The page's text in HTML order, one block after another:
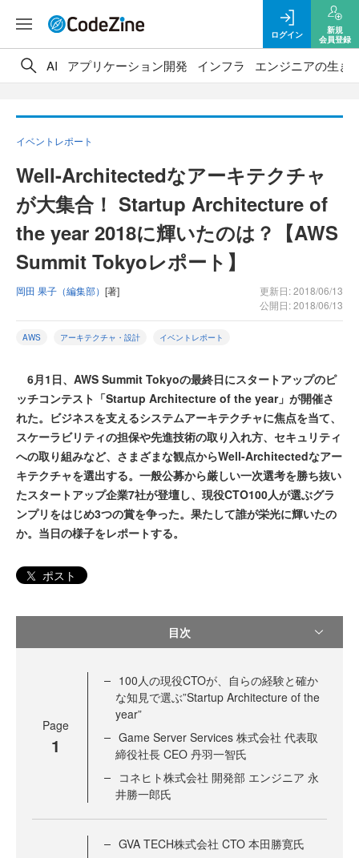
ログイン
新規
会員登録
AI アプリケーション開発 インフラ エンジニアの生き
イベントレポート
Well-Architectedなアーキテクチャ
が大集合！ Startup Architecture of
the year 2018に輝いたのは？【AWS
Summit Tokyoレポート】
岡田 果子（編集部） [著]
更新日: 2018/06/13
公開日: 2018/06/13
AWS アーキテクチャ・設計 イベントレポート
6月1日、AWS Summit Tokyoの最終日にスタートアップのピ
ッチコンテスト「Startup Architecture of the year」が開催さ
れた。ビジネスを支えるシステムアーキテクチャに焦点を当て、
スケーラビリティの担保や先進技術の取り入れ方、セキュリティ
への取り組みなど、さまざまな観点からWell-Architectedなアー
キテクチャを選出する。一般公募から厳しい一次選考を勝ち抜い
たスタートアップ企業7社が登壇し、現役CTO100人が選ぶグラ
ンプリをはじめ3つの賞を争った。果たして誰が栄光に輝いたの
か。当日の様子をレポートする。
ポスト
目次
Page
1
100人の現役CTOが、自らの経験と確か
な知見で選ぶ”Startup Architecture of the
year”
Game Server Services 株式会社 代表取
締役社長 CEO 丹羽一智氏
コネヒト株式会社 開発部 エンジニア 永
井勝一郎氏
GVA TECH株式会社 CTO 本田勝寛氏